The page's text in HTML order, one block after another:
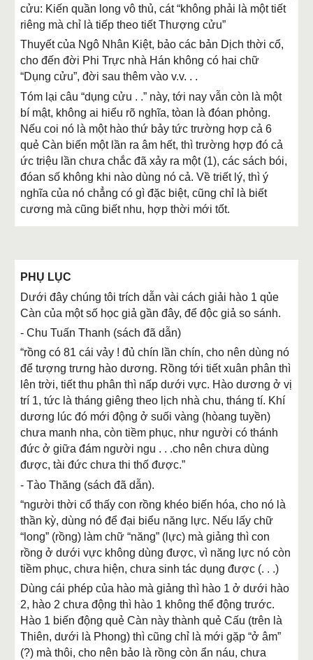
cửu: Kiến quần long vô thủ, cát “không phải là một tiết
riêng mà chỉ là tiếp theo tiết Thượng cửu”
Thuyết của Ngô Nhân Kiệt, bảo các bản Dịch thời cổ,
cho đến đời Phi Trực nhà Hán không có hai chữ
“Dụng cửu”, đời sau thêm vào v.v. . .
Tóm lại câu “dụng cửu . .” này, tới nay vẫn còn là một
bí mật, không ai hiểu rõ nghĩa, tòan là đóan phỏng.
Nếu coi nó là một hào thứ bảy tức trường hợp cả 6
quẻ Càn biến một lần ra âm hết, thì trường hợp đó cả
ức triệu lần chưa chắc đã xảy ra một (1), các sách bói,
đóan số không khi nào dùng nó cả. Về triết lý, thì ý
nghĩa của nó chẳng có gì đặc biệt, cũng chỉ là biết
cương mà cũng biết nhu, hợp thời mới tốt.
PHỤ LỤC
Dưới đây chúng tôi trích dẫn vài cách giải hào 1 qủe
Càn của một số học giả gần đây, để độc giả so sánh.
- Chu Tuấn Thanh (sách đã dẫn)
“rồng có 81 cái vảy ! đủ chín lần chín, cho nên dùng nó
để tượng trưng hào dương. Rồng tới tiết xuân phân thì
lên trời, tiết thu phân thì nấp dưới vực. Hào dương ở vị
trí 1, tức là tháng giêng theo lịch nhà chu, tháng tí. Khí
dương lúc đó mới động ở suối vàng (hòang tuyền)
chưa manh nha, còn tiềm phục, như người có thánh
đức ở giữa đám người ngu . . .cho nên chưa dùng
được, tài đức chưa thi thố được.”
- Tào Thăng (sách đã dẫn).
“người thời cổ thấy con rồng khéo biến hóa, cho nó là
thần kỳ, dùng nó để đại biểu năng lực. Nếu lấy chữ
“long” (rồng) làm chữ “năng” (lực) mà giảng thì con
rồng ở dưới vực không dùng được, vì năng lực nó còn
tiềm phục, chưa hiện, chưa sinh tác dụng được (. . .)
Dùng cái phép của hào mà giảng thì hào 1 ở dưới hào
2, hào 2 chưa động thì hào 1 không thể động trước.
Hào 1 biến động quẻ Càn này thành quẻ Cấu (trên là
Thiên, dưới là Phong) thì cũng chỉ là mới gặp “ở âm”
(?) mà thôi, cho nên bảo là rồng còn ẩn náu, chưa